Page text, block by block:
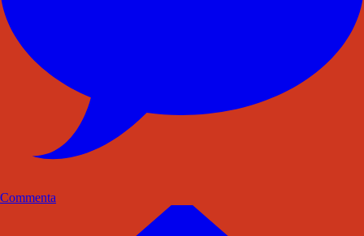
Commenta